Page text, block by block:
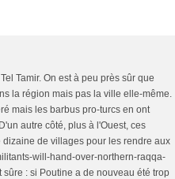
Tamir. On est à peu près sûr que
la région mais pas la ville elle-même.
mais les barbus pro-turcs en ont
autre côté, plus à l'Ouest, ces
de villages pour les rendre aux
will-hand-over-northern-raqqa-
: si Poutine a de nouveau été trop